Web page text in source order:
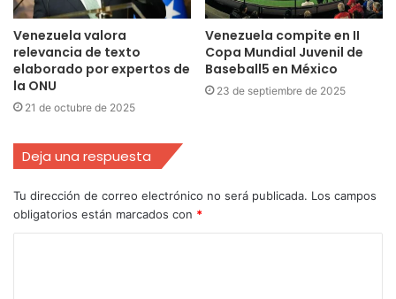
Venezuela valora
relevancia de texto
elaborado por expertos de
la ONU
21 de octubre de 2025
Venezuela compite en II
Copa Mundial Juvenil de
Baseball5 en México
23 de septiembre de 2025
Deja una respuesta
Tu dirección de correo electrónico no será publicada. Los campos
obligatorios están marcados con *